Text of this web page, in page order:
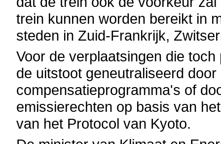
trein kunnen worden bereikt in
steden in Zuid-Frankrijk,
Voor de verplaatsingen die
de uitstoot geneutraliseerd
compensatieprogramma's of
emissierechten op basis van
van het Protocol van Kyoto.